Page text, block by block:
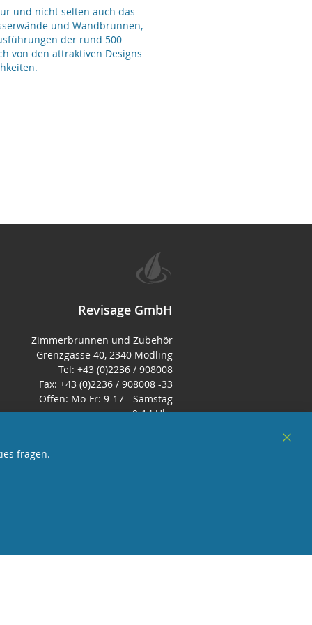
und nicht selten auch das
und Wandbrunnen,
der rund 500
von den attraktiven Designs
Revisage GmbH
Zimmerbrunnen und Zubehör
Grenzgasse 40, 2340 Mödling
Tel: +43 (0)2236 / 908008
Fax: +43 (0)2236 / 908008 -33
Offen: Mo-Fr: 9-17 - Samstag
9-14 Uhr
fragen.